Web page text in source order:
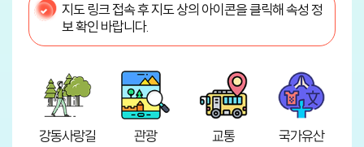
지도 링크 접속 후 지도 상의 아이콘을 클릭해 속성 정
보 확인 바랍니다.
강동사랑길 관광 교통 국가유산